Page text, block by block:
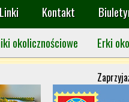
Linki Kontakt
okolicznościowe Erki